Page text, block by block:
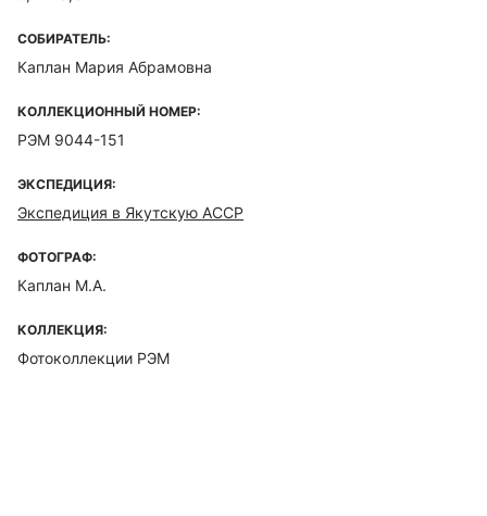
СОБИРАТЕЛЬ:
Каплан Мария Абрамовна
КОЛЛЕКЦИОННЫЙ НОМЕР:
РЭМ 9044-151
ЭКСПЕДИЦИЯ:
Экспедиция в Якутскую АССР
ФОТОГРАФ:
Каплан М.А.
КОЛЛЕКЦИЯ:
Фотоколлекции РЭМ